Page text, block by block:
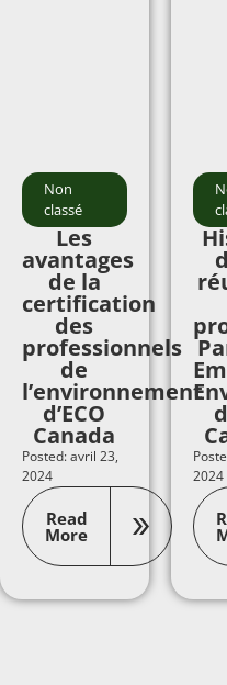
Non
classé
Les
avantages
de la
certification
des
professionnels
de
l’environnement
d’ECO
Canada
Posted: avril 23,
2024
Read
More
2024